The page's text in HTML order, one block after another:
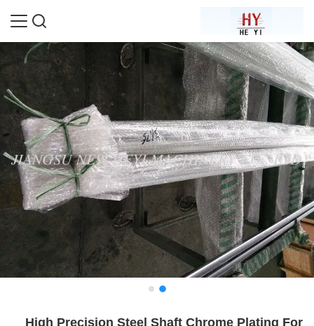
High Precision Steel Shaft Chrome Plating For